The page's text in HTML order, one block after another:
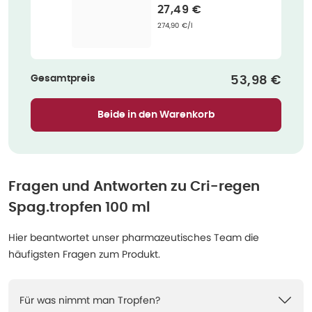
Verkaufspreis
27,49 €
Grundpreis
274,90 €/l
Gesamtpreis 53,98 €
Beide in den Warenkorb
Fragen und Antworten zu Cri-regen
Spag.tropfen 100 ml
Hier beantwortet unser pharmazeutisches Team die
häufigsten Fragen zum Produkt.
Für was nimmt man Tropfen?